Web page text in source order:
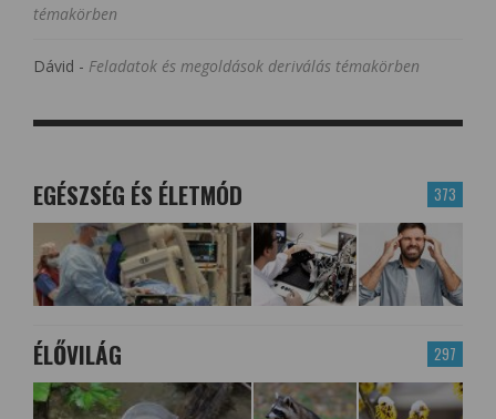
témakörben
Dávid - Feladatok és megoldások deriválás témakörben
373
EGÉSZSÉG ÉS ÉLETMÓD
297
ÉLŐVILÁG